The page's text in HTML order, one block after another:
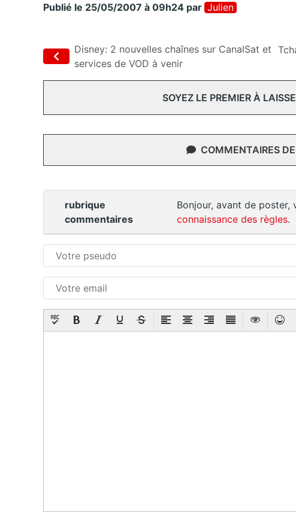
Publié le 25/05/2007 à 09h24 par Julien
Disney: 2 nouvelles chaînes sur CanalSat et
services de VOD à venir
SOYEZ LE PREMIER À
COMMENTAIRES
rubrique
commentaires
Bonjour, avant de
connaissance des règles.